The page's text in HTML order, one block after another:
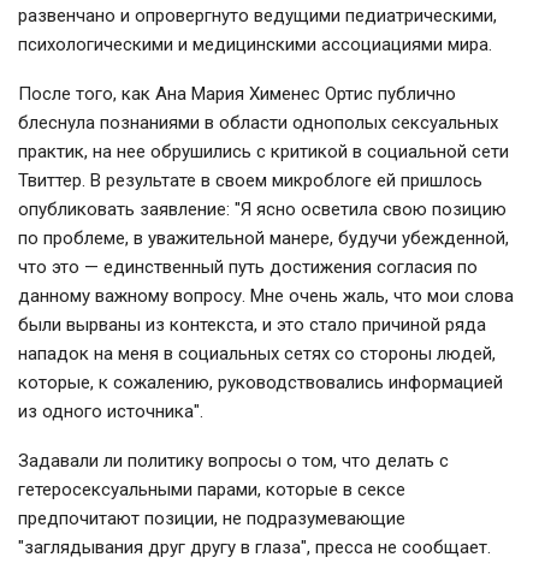
развенчано и опровергнуто ведущими педиатрическими,
психологическими и медицинскими ассоциациями мира.
После того, как Ана Мария Хименес Ортис публично
блеснула познаниями в области однополых сексуальных
практик, на нее обрушились с критикой в социальной сети
Твиттер. В результате в своем микроблоге ей пришлось
опубликовать заявление: "Я ясно осветила свою позицию
по проблеме, в уважительной манере, будучи убежденной,
что это — единственный путь достижения согласия по
данному важному вопросу. Мне очень жаль, что мои слова
были вырваны из контекста, и это стало причиной ряда
нападок на меня в социальных сетях со стороны людей,
которые, к сожалению, руководствовались информацией
из одного источника".
Задавали ли политику вопросы о том, что делать с
гетеросексуальными парами, которые в сексе
предпочитают позиции, не подразумевающие
"заглядывания друг другу в глаза", пресса не сообщает.